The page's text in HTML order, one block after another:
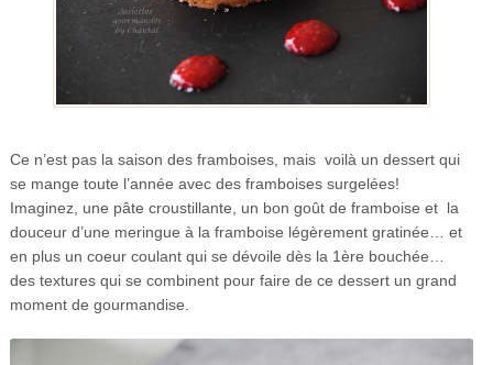
Ce n’est pas la saison des framboises, mais voilà un dessert qui
se mange toute l’année avec des framboises surgelées!
Imaginez, une pâte croustillante, un bon goût de framboise et la
douceur d’une meringue à la framboise légèrement gratinée… et
en plus un coeur coulant qui se dévoile dès la 1ère bouchée…
des textures qui se combinent pour faire de ce dessert un grand
moment de gourmandise.